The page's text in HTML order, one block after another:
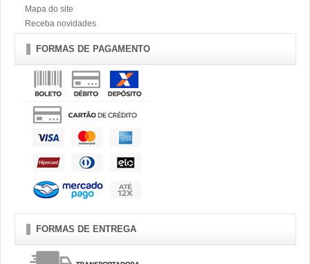
Mapa do site
Receba novidades
FORMAS DE PAGAMENTO
FORMAS DE ENTREGA